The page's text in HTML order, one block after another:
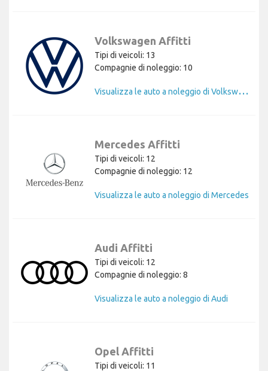
Volkswagen Affitti
Tipi di veicoli: 13
Compagnie di noleggio: 10
V
isualizza le auto a noleggio di Volkswagen
Mercedes Affitti
Tipi di veicoli: 12
Compagnie di noleggio: 12
Visualizza le auto a noleggio di Mercedes
Audi Affitti
Tipi di veicoli: 12
Compagnie di noleggio: 8
Visualizza le auto a noleggio di Audi
Opel Affitti
Tipi di veicoli: 11